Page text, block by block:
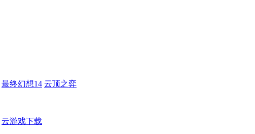
最终幻想14 云顶之弈
云游戏下载